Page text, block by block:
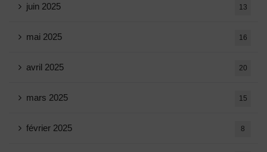
juin 2025 13
mai 2025 16
avril 2025 20
mars 2025 15
février 2025 8